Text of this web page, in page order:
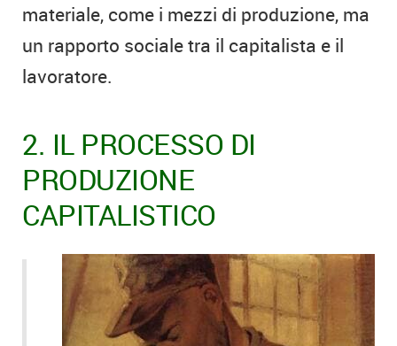
materiale, come i mezzi di produzione, ma
un rapporto sociale tra il capitalista e il
lavoratore.
2. IL PROCESSO DI
PRODUZIONE
CAPITALISTICO